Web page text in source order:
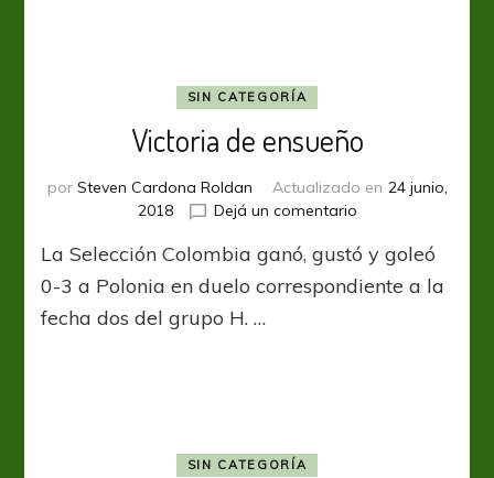
SIN CATEGORÍA
Victoria de ensueño
por Steven Cardona Roldan Actualizado en 24 junio,
2018
Dejá un comentarioen
de
ensueño
La Selección Colombia ganó, gustó y goleó
0-3 a Polonia en duelo correspondiente a la
fecha dos del grupo H. …
SIN CATEGORÍA